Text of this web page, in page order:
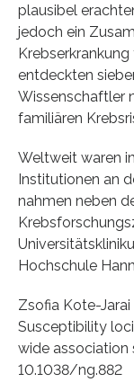
plausibel
jedoch ein
entdeckten
Wissenschaftler
familiären
Weltweit waren
Institutionen an
nahmen neben
Hochschule
Zsofia Kote-
Susceptibility
wide association
10.1038/ng.882